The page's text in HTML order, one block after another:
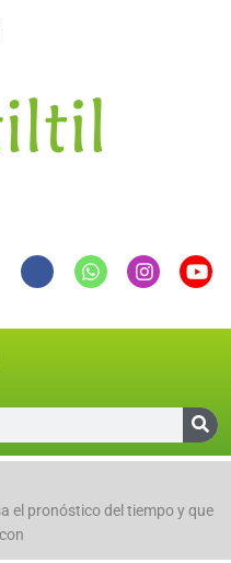
el pronóstico del tiempo y que